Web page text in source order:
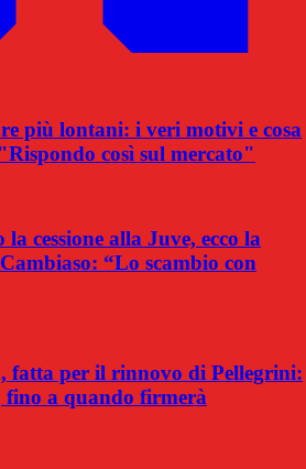
più lontani: i veri motivi e cosa
così sul mercato"
cessione alla Juve, ecco la
“Lo scambio con
fatta per il rinnovo di Pellegrini:
fino a quando firmerà